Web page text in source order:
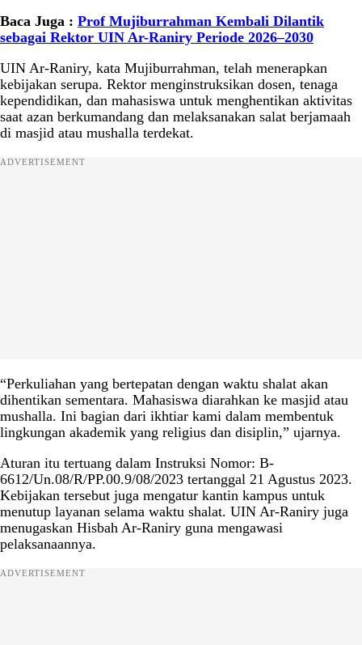
Baca Juga : Prof Mujiburrahman Kembali Dilantik
sebagai Rektor UIN Ar-Raniry Periode 2026–2030
UIN Ar-Raniry, kata Mujiburrahman, telah menerapkan
kebijakan serupa. Rektor menginstruksikan dosen, tenaga
kependidikan, dan mahasiswa untuk menghentikan aktivitas
saat azan berkumandang dan melaksanakan salat berjamaah
di masjid atau mushalla terdekat.
ADVERTISEMENT
“Perkuliahan yang bertepatan dengan waktu shalat akan
dihentikan sementara. Mahasiswa diarahkan ke masjid atau
mushalla. Ini bagian dari ikhtiar kami dalam membentuk
lingkungan akademik yang religius dan disiplin,” ujarnya.
Aturan itu tertuang dalam Instruksi Nomor: B-
6612/Un.08/R/PP.00.9/08/2023 tertanggal 21 Agustus 2023.
Kebijakan tersebut juga mengatur kantin kampus untuk
menutup layanan selama waktu shalat. UIN Ar-Raniry juga
menugaskan Hisbah Ar-Raniry guna mengawasi
pelaksanaannya.
ADVERTISEMENT